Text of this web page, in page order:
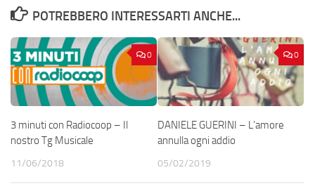
POTREBBERO INTERESSARTI ANCHE...
0
3 minuti con Radiocoop – Il
nostro Tg Musicale
11/06/2018
0
DANIELE GUERINI – L’amore
annulla ogni addio
05/02/2019